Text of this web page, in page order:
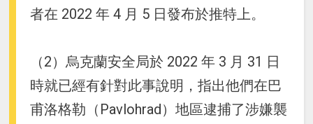
者在 2022 年 4 月 5 日發布於推特上。
（2）烏克蘭安全局於 2022 年 3 月 31 日
時就已經有針對此事說明，指出他們在巴
甫洛格勒（Pavlohrad）地區逮捕了涉嫌襲